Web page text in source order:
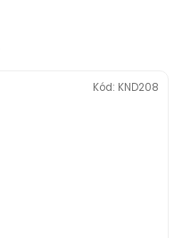
Kód: KND208